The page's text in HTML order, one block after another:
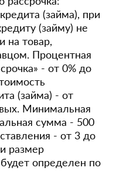
(займа), при
(займу) не
на товар,
Процентная
- от 0% до
(займа) - от
Минимальная
сумма - 500
- от 3 до
размер
определен по